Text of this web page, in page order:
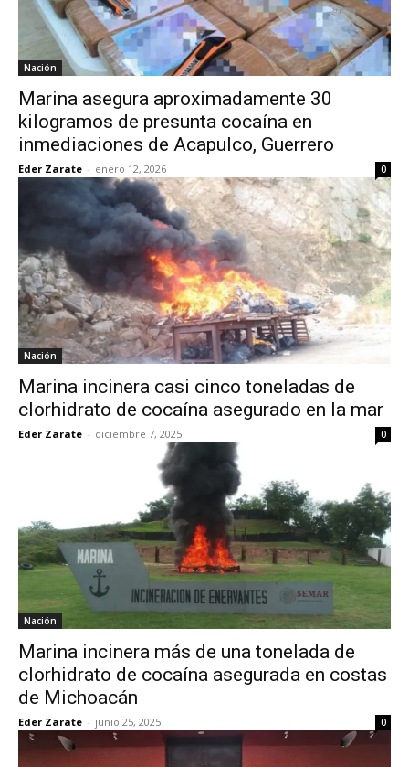
Nación
Marina asegura aproximadamente 30
kilogramos de presunta cocaína en
inmediaciones de Acapulco, Guerrero
Eder Zarate - enero 12, 2026 0
Nación
Marina incinera casi cinco toneladas de
clorhidrato de cocaína asegurado en la mar
Eder Zarate - diciembre 7, 2025 0
Nación
Marina incinera más de una tonelada de
clorhidrato de cocaína asegurada en costas
de Michoacán
Eder Zarate - junio 25, 2025 0